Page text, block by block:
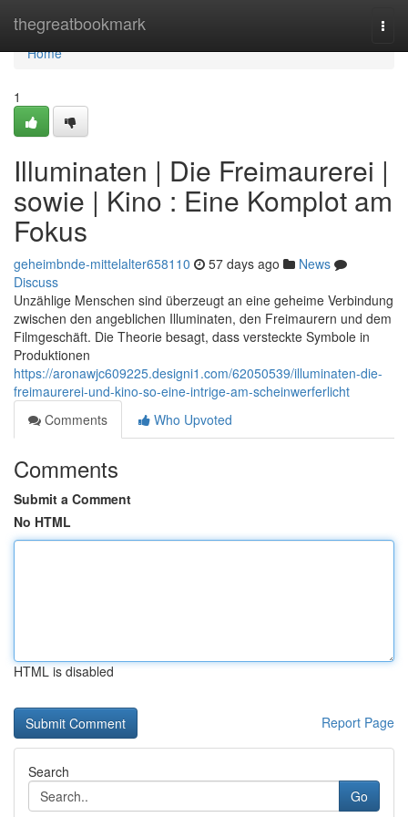
thegreatbookmark
Home
Home
1
Illuminaten | Die Freimaurerei |
sowie | Kino : Eine Komplot am
Fokus
geheimbnde-mittelalter658110 57 days ago
News
Discuss
Unzählige Menschen sind überzeugt an eine geheime Verbindung
zwischen den angeblichen Illuminaten, den Freimaurern und dem
Filmgeschäft. Die Theorie besagt, dass versteckte Symbole in
Produktionen
https://aronawjc609225.designi1.com/62050539/illuminaten-die-
freimaurerei-und-kino-so-eine-intrige-am-scheinwerferlicht
Comments
Who Upvoted
Comments
Submit a Comment
No HTML
HTML is disabled
Report Page
Search
Go